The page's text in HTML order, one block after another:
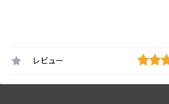
レビュー